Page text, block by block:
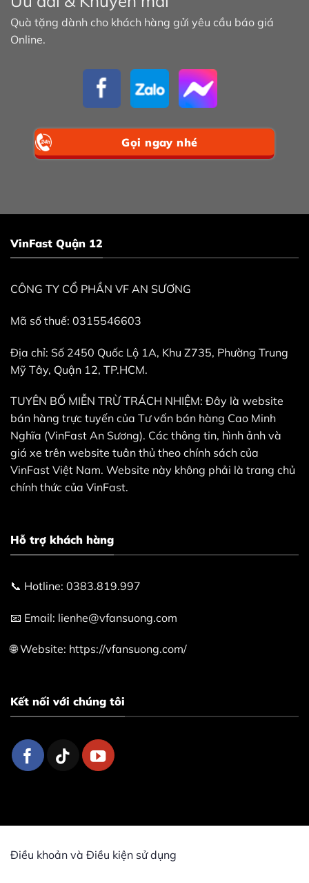
Quà tặng dành cho khách hàng gửi yêu cầu báo giá
Online.
Gọi ngay nhé
VinFast Quận 12
CÔNG TY CỔ PHẦN VF AN SƯƠNG
Mã số thuế: 0315546603
Địa chỉ: Số 2450 Quốc Lộ 1A, Khu Z735, Phường Trung
Mỹ Tây, Quận 12, TP.HCM.
TUYÊN BỐ MIỄN TRỪ TRÁCH NHIỆM: Đây là website
bán hàng trực tuyến của Tư vấn bán hàng Cao Minh
Nghĩa (VinFast An Sương). Các thông tin, hình ảnh và
giá xe trên website tuân thủ theo chính sách của
VinFast Việt Nam. Website này không phải là trang chủ
chính thức của VinFast.
Hỗ trợ khách hàng
📞 Hotline: 0383.819.997
📧 Email: lienhe@vfansuong.com
🌐 Website: https://vfansuong.com/
Kết nối với chúng tôi
Điều khoản và Điều kiện sử dụng